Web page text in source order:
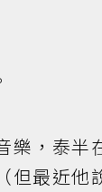
樂，泰半
但最近他